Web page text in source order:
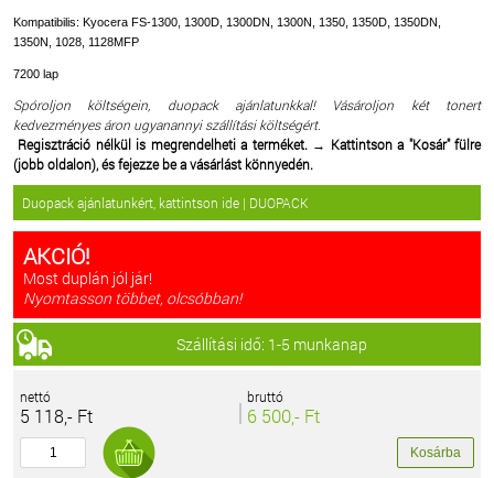
Kompatibilis: Kyocera FS-1300, 1300D, 1300DN, 1300N, 1350, 1350D, 1350DN,
1350N, 1028, 1128MFP
7200 lap
Spóroljon költségein, duopack ajánlatunkkal! Vásároljon két tonert
kedvezményes áron ugyanannyi szállítási költségért.
Regisztráció nélkül is megrendelheti a terméket. → Kattintson a "Kosár" fülre
(jobb oldalon), és fejezze be a vásárlást könnyedén.
Duopack ajánlatunkért, kattintson ide | DUOPACK
AKCIÓ!
Most duplán jól jár!
Nyomtasson többet, olcsóbban!
Szállítási idő: 1-5 munkanap
nettó
5 118,- Ft
bruttó
6 500,- Ft